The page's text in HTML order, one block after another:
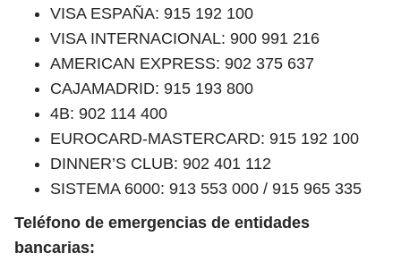
VISA ESPAÑA: 915 192 100
VISA INTERNACIONAL: 900 991 216
AMERICAN EXPRESS: 902 375 637
CAJAMADRID: 915 193 800
4B: 902 114 400
EUROCARD-MASTERCARD: 915 192 100
DINNER’S CLUB: 902 401 112
SISTEMA 6000: 913 553 000 / 915 965 335
Teléfono de emergencias de entidades
bancarias: